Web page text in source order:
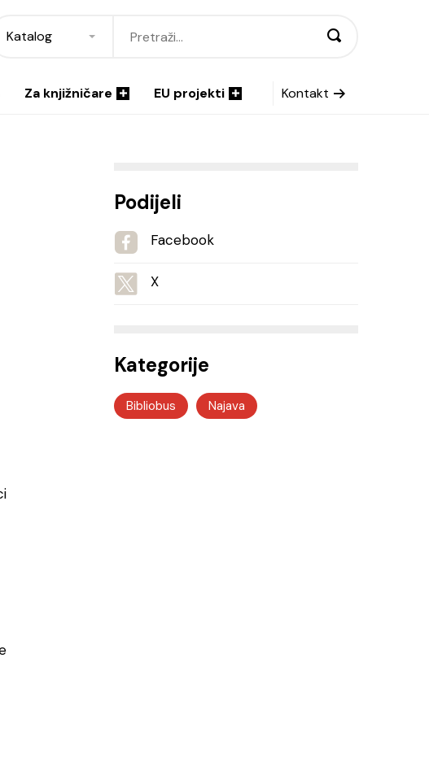
Katalog
Za knjižničare EU projekti Kontakt
Podijeli
Facebook
X
Kategorije
Bibliobus Najava